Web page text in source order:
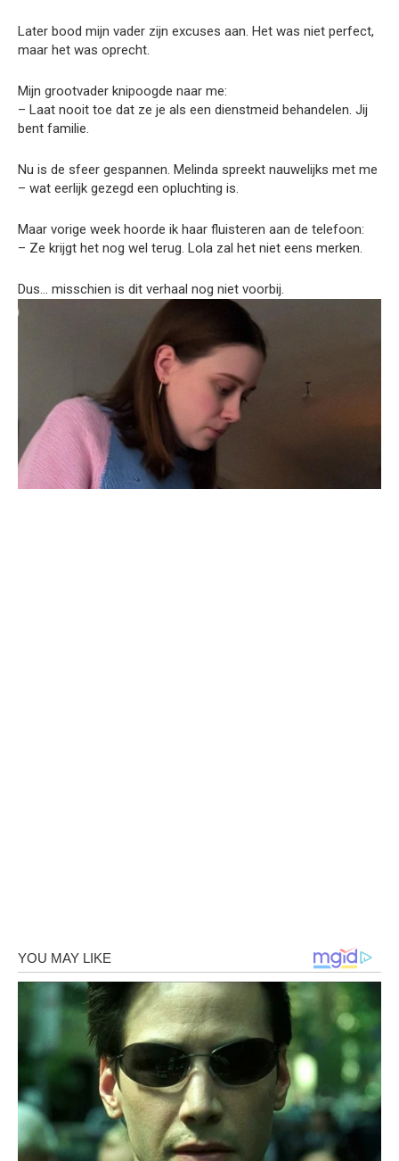
Later bood mijn vader zijn excuses aan. Het was niet perfect,
maar het was oprecht.
Mijn grootvader knipoogde naar me:
– Laat nooit toe dat ze je als een dienstmeid behandelen. Jij
bent familie.
Nu is de sfeer gespannen. Melinda spreekt nauwelijks met me
– wat eerlijk gezegd een opluchting is.
Maar vorige week hoorde ik haar fluisteren aan de telefoon:
– Ze krijgt het nog wel terug. Lola zal het niet eens merken.
Dus… misschien is dit verhaal nog niet voorbij.